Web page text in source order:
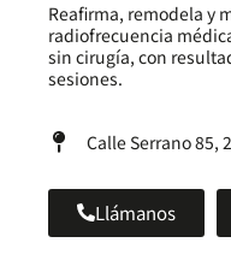
Reafirma, remodela y
radiofrecuencia
sin cirugía, con
sesiones.
Calle Serrano 85,
Llámanos